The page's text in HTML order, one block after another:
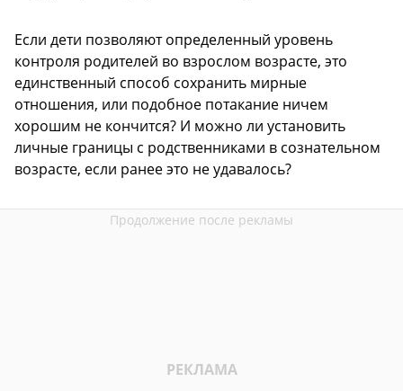
Если дети позволяют определенный уровень
контроля родителей во взрослом возрасте, это
единственный способ сохранить мирные
отношения, или подобное потакание ничем
хорошим не кончится? И можно ли установить
личные границы с родственниками в сознательном
возрасте, если ранее это не удавалось?